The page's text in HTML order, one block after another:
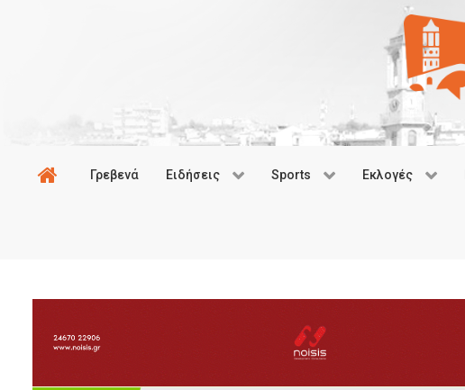
Γρεβενά Ειδήσεις Sports Εκλογές